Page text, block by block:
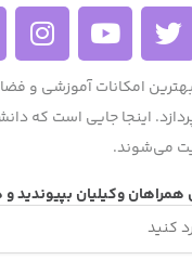
بهترین امکانات آموزشی و
اینجا جایی است که
می‌شوند.
وکیلیان بپیوندید و